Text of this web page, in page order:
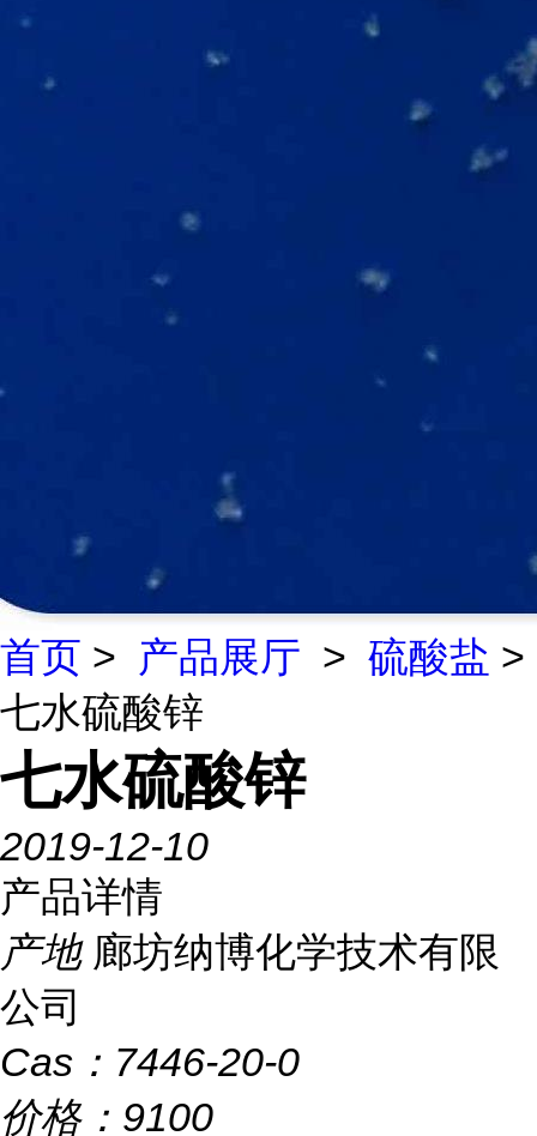
首页 > 产品展厅 > 硫酸盐 >
七水硫酸锌
七水硫酸锌
2019-12-10
产品详情
产地 廊坊纳博化学技术有限
公司
Cas： 7446-20-0
价格： 9100